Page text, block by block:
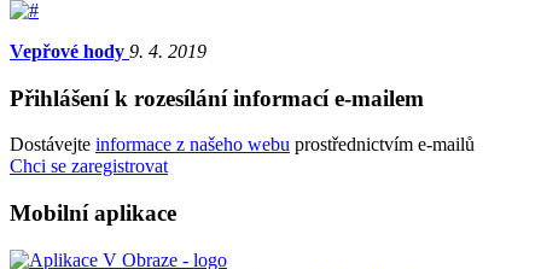
Vepřové hody 9. 4. 2019
Přihlášení k rozesílání informací e-mailem
Dostávejte informace z našeho webu prostřednictvím e-mailů
Chci se zaregistrovat
Mobilní aplikace